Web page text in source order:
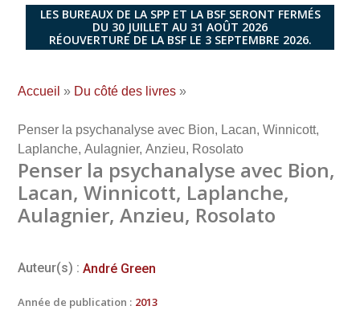
LES BUREAUX DE LA SPP ET LA BSF SERONT FERMÉS
DU 30 JUILLET AU 31 AOÛT 2026
RÉOUVERTURE DE LA BSF LE 3 SEPTEMBRE 2026.
Accueil » Du côté des livres »
Penser la psychanalyse avec Bion, Lacan, Winnicott,
Laplanche, Aulagnier, Anzieu, Rosolato
Penser la psychanalyse avec Bion,
Lacan, Winnicott, Laplanche,
Aulagnier, Anzieu, Rosolato
Auteur(s) : André Green
Année de publication : 2013